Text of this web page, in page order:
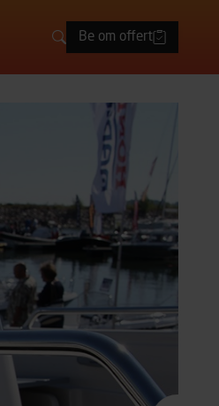
Sök Be om offert